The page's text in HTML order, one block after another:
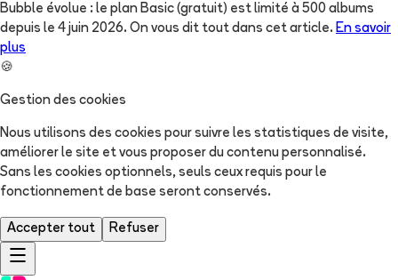
Bubble évolue : le plan Basic (gratuit) est limité à 500 albums
depuis le 4 juin 2026. On vous dit tout dans cet article. En savoir
plus
🍪
Gestion des cookies
Nous utilisons des cookies pour suivre les statistiques de visite,
améliorer le site et vous proposer du contenu personnalisé.
Sans les cookies optionnels, seuls ceux requis pour le
fonctionnement de base seront conservés.
Accepter tout Refuser